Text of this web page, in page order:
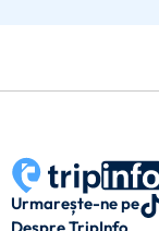
Urmarește-ne pe